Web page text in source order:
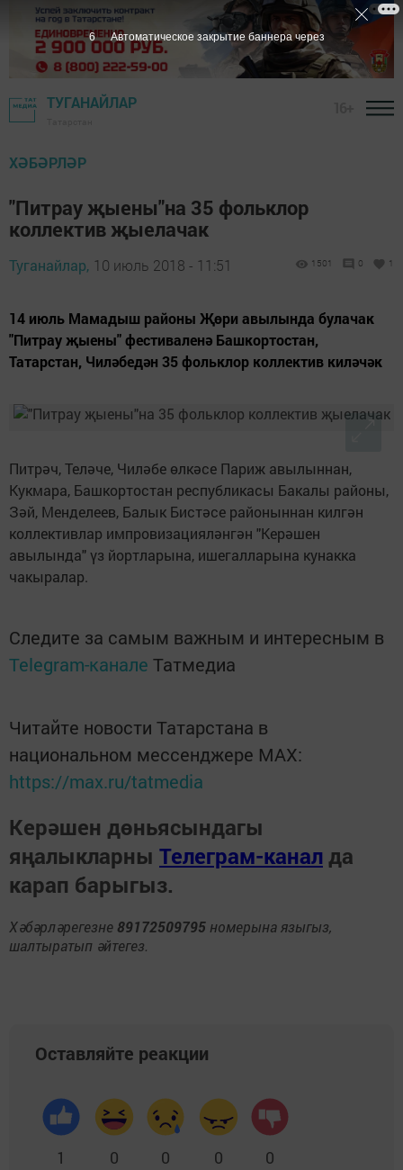
ТУГАНАЙЛАР
ХӘБӘРЛӘР
"Питрау җыены"на 35 фольклор
коллектив җыелачак
Туганайлар, 10 июль 2018 - 11:51 1501 0 1
14 июль Мамадыш районы Җөри авылында булачак
"Питрау җыены" фестиваленә Башкортостан,
Татарстан, Чиләбедән 35 фольклор коллектив киләчәк
Питрәч, Теләче, Чиләбе өлкәсе Париж авылыннан,
Кукмара, Башкортостан республикасы Бакалы районы,
Зәй, Менделеев, Балык Бистәсе районыннан килгән
коллективлар импровизацияләнгән "Керәшен
авылында" үз йортларына, ишегалларына кунакка
чакыралар.
Следите за самым важным и интересным в
Telegram-канале Татмедиа
Читайте новости Татарстана в
национальном мессенджере MАХ:
https://max.ru/tatmedia
Керәшен дөньясындагы
яңалыкларны Телеграм-канал да
карап барыгыз.
Хәбәрләрегезне 89172509795 номерына языгыз,
шалтыратып әйтегез.
Оставляйте реакции
1 0 0 0 0
5 Автоматическое закрытие баннера через